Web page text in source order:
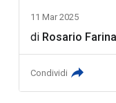
11 Mar 2025
di Rosario Farina
Condividi